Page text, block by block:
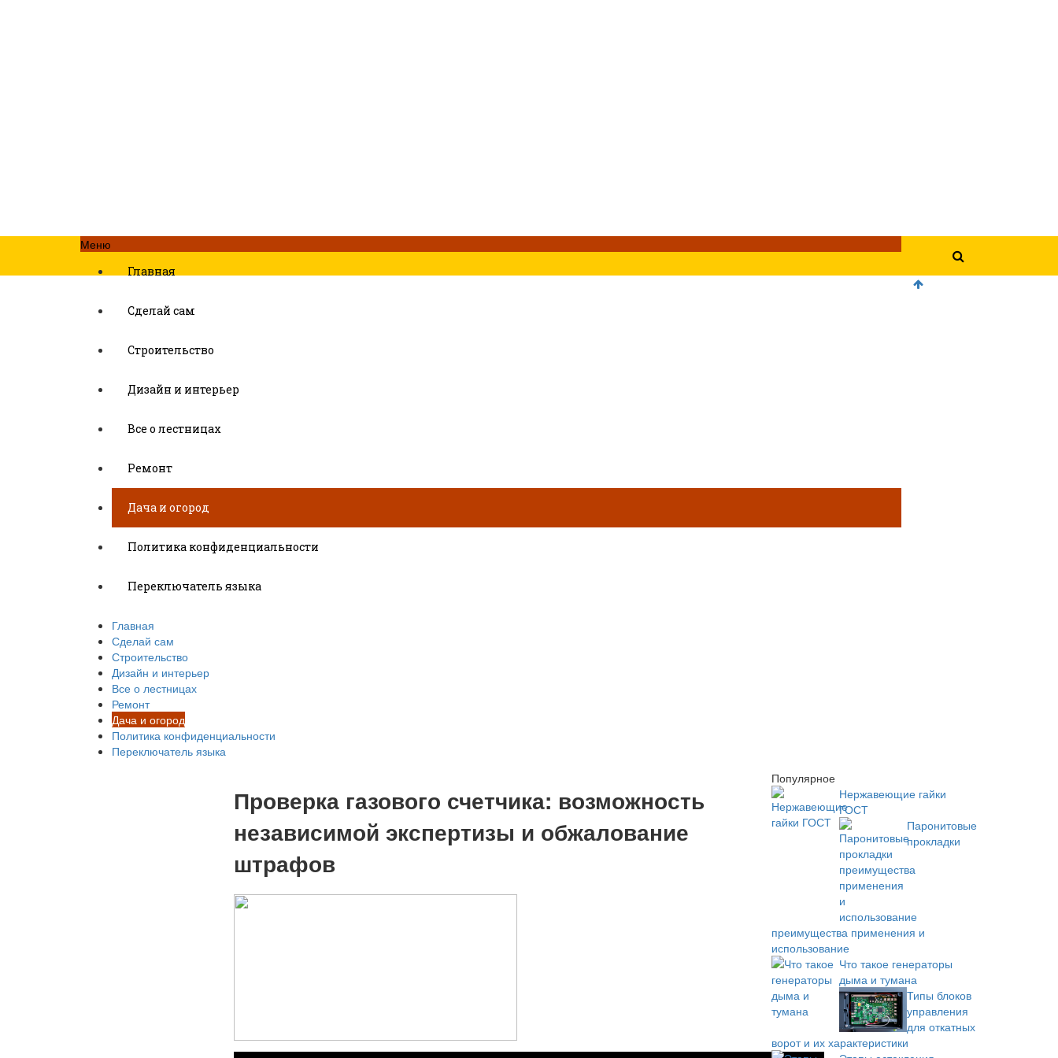
Меню
Главная
Сделай сам
Строительство
Дизайн и интерьер
Все о лестницах
Ремонт
Дача и огород
Политика конфиденциальности
Переключатель языка
Главная
Сделай сам
Строительство
Дизайн и интерьер
Все о лестницах
Ремонт
Дача и огород
Политика конфиденциальности
Переключатель языка
Проверка газового счетчика: возможность
независимой экспертизы и обжалование
штрафов
Популярное
Нержавеющие гайки
ГОСТ
Паронитовые
прокладки
преимущества применения и
использование
Что такое генераторы
дыма и тумана
Типы блоков
управления
для откатных
ворот и их характеристики